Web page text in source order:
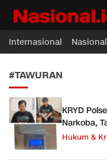
Nasional.id
Membawa Inspirasi
Internasional Nasional
#TAWURAN
KRYD
Narkoba,
Hukum &